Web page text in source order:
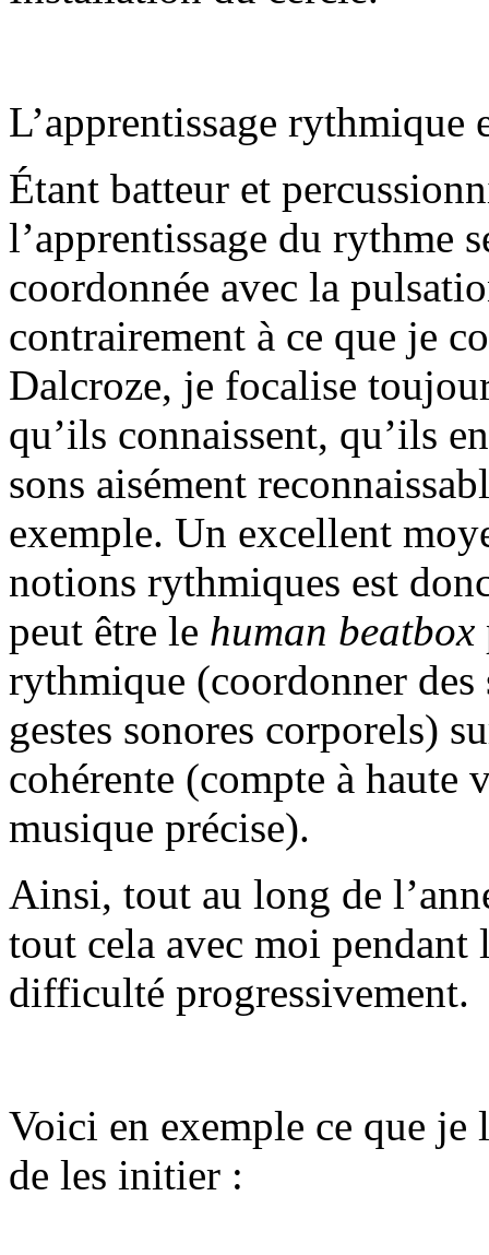
L’apprentissage rythmique
Étant batteur et
l’apprentissage du rythme
coordonnée avec la
contrairement à ce que je
Dalcroze, je focalise
qu’ils connaissent, qu’ils
sons aisément
exemple. Un excellent
notions rythmiques est
peut être le human beatbox
rythmique (coordonner des
gestes sonores corporels)
cohérente (compte à haute
musique précise).
Ainsi, tout au long de
tout cela avec moi pendant
difficulté progressivement.
Voici en exemple ce que
de les initier :